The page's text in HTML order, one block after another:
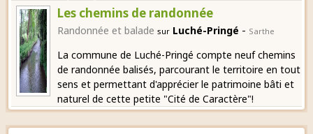
Les chemins de randonnée
Randonnée et balade sur Luché-Pringé - Sarthe
La commune de Luché-Pringé compte neuf chemins
de randonnée balisés, parcourant le territoire en tout
sens et permettant d'apprécier le patrimoine bâti et
naturel de cette petite "Cité de Caractère"!